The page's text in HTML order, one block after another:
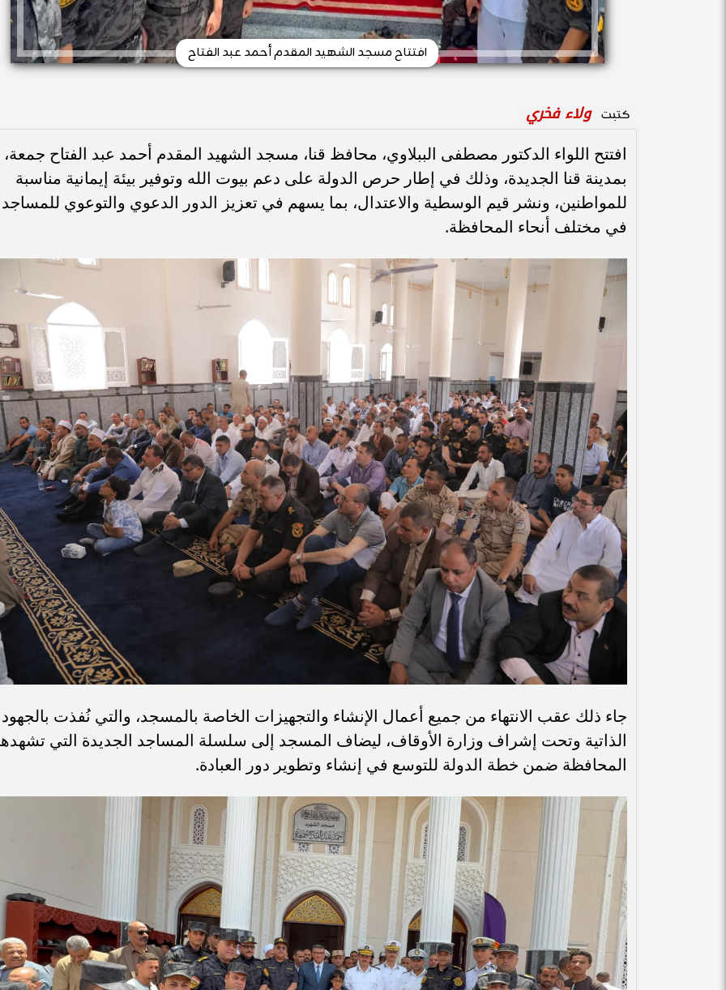
افتتاح مسجد الشهيد المقدم أحمد عبد الفتاح
كتبت ولاء فخري
افتتح اللواء الدكتور مصطفى الببلاوي، محافظ قنا، مسجد الشهيد المقدم أحمد عبد الفتاح جمعة،
بمدينة قنا الجديدة، وذلك في إطار حرص الدولة على دعم بيوت الله وتوفير بيئة إيمانية مناسبة
للمواطنين، ونشر قيم الوسطية والاعتدال، بما يسهم في تعزيز الدور الدعوي والتوعوي للمساجد
في مختلف أنحاء المحافظة.
جاء ذلك عقب الانتهاء من جميع أعمال الإنشاء والتجهيزات الخاصة بالمسجد، والتي نُفذت بالجهود
الذاتية وتحت إشراف وزارة الأوقاف، ليضاف المسجد إلى سلسلة المساجد الجديدة التي
المحافظة ضمن خطة الدولة للتوسع في إنشاء وتطوير دور العبادة.